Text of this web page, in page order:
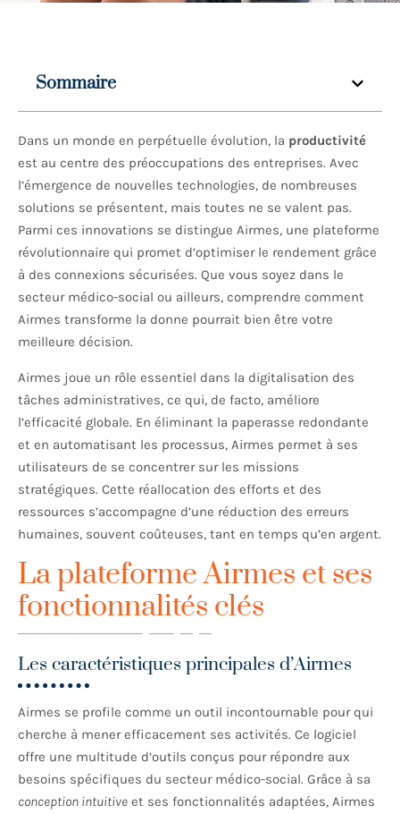
Sommaire
Dans un monde en perpétuelle évolution, la productivité
est au centre des préoccupations des entreprises. Avec
l’émergence de nouvelles technologies, de nombreuses
solutions se présentent, mais toutes ne se valent pas.
Parmi ces innovations se distingue Airmes, une plateforme
révolutionnaire qui promet d’optimiser le rendement grâce
à des connexions sécurisées. Que vous soyez dans le
secteur médico-social ou ailleurs, comprendre comment
Airmes transforme la donne pourrait bien être votre
meilleure décision.
Airmes joue un rôle essentiel dans la digitalisation des
tâches administratives, ce qui, de facto, améliore
l’efficacité globale. En éliminant la paperasse redondante
et en automatisant les processus, Airmes permet à ses
utilisateurs de se concentrer sur les missions
stratégiques. Cette réallocation des efforts et des
ressources s’accompagne d’une réduction des erreurs
humaines, souvent coûteuses, tant en temps qu’en argent.
La plateforme Airmes et ses
fonctionnalités clés
Les caractéristiques principales d’Airmes
Airmes se profile comme un outil incontournable pour qui
cherche à mener efficacement ses activités. Ce logiciel
offre une multitude d’outils conçus pour répondre aux
besoins spécifiques du secteur médico-social. Grâce à sa
conception intuitive et ses fonctionnalités adaptées, Airmes